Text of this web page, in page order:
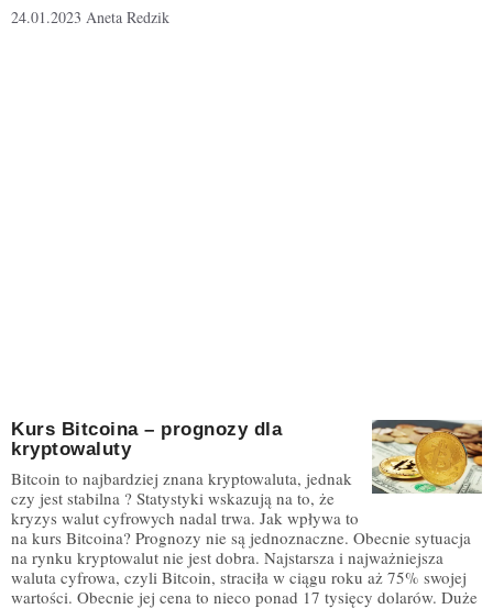
24.01.2023 Aneta Redzik
Kurs Bitcoina – prognozy dla
kryptowaluty
Bitcoin to najbardziej znana kryptowaluta, jednak
czy jest stabilna ? Statystyki wskazują na to, że
kryzys walut cyfrowych nadal trwa. Jak wpływa to
na kurs Bitcoina? Prognozy nie są jednoznaczne. Obecnie sytuacja
na rynku kryptowalut nie jest dobra. Najstarsza i najważniejsza
waluta cyfrowa, czyli Bitcoin, straciła w ciągu roku aż 75% swojej
wartości. Obecnie jej cena to nieco ponad 17 tysięcy dolarów. Duże